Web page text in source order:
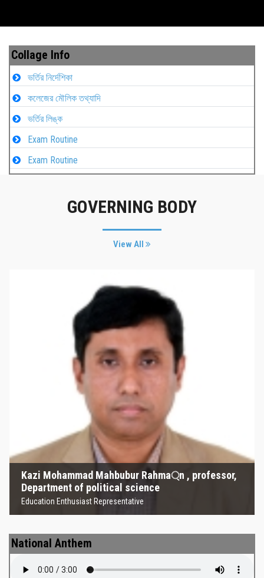
Collage Info
ভর্তির নির্দেশিকা
কলেজের মৌলিক তথ্যাদি
ভর্তির লিঙ্ক
Exam Routine
Exam Routine
GOVERNING BODY
View All
Kazi Mohammad Mahbubur Rahma্‌n , professor,
Department of political science
Education Enthusiast Representative
Kazi Mohammad Mahbubur
Rahma্‌n , professor, Department
of political science
Education Enthusiast Representative
National Anthem